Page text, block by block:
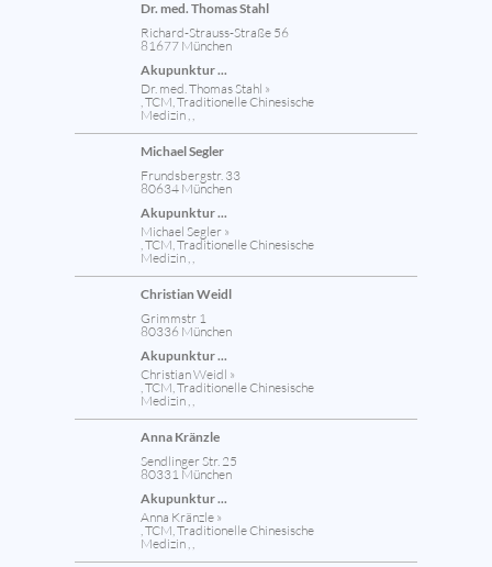
Dr. med. Thomas Stahl
Richard-Strauss-Straße 56
81677 München
Akupunktur ...
Dr. med. Thomas Stahl »
, TCM, Traditionelle Chinesische
Medizin , ,
Michael Segler
Frundsbergstr. 33
80634 München
Akupunktur ...
Michael Segler »
, TCM, Traditionelle Chinesische
Medizin , ,
Christian Weidl
Grimmstr 1
80336 München
Akupunktur ...
Christian Weidl »
, TCM, Traditionelle Chinesische
Medizin , ,
Anna Kränzle
Sendlinger Str. 25
80331 München
Akupunktur ...
Anna Kränzle »
, TCM, Traditionelle Chinesische
Medizin , ,